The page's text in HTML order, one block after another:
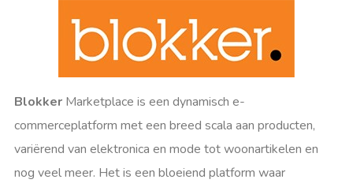
Blokker Marketplace is een dynamisch e-
commerceplatform met een breed scala aan producten,
variërend van elektronica en mode tot woonartikelen en
nog veel meer. Het is een bloeiend platform waar